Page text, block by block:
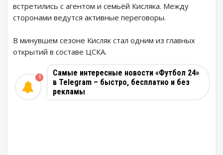
встретились с агентом и семьёй Кисляка. Между
сторонами ведутся активные переговоры.
В минувшем сезоне Кисляк стал одним из главных
открытий в составе ЦСКА.
Самые интересные новости «Футбол 24»
в Telegram – быстро, бесплатно и без
рекламы
1